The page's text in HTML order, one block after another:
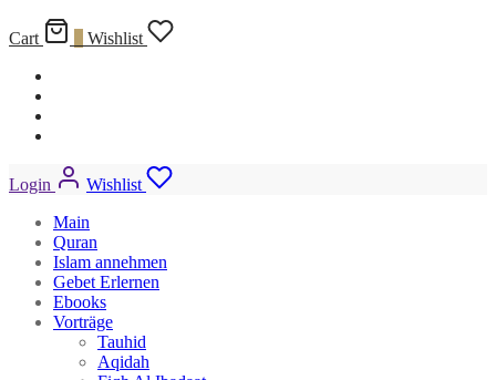
Cart Wishlist
Login
Wishlist
Main
Quran
Islam annehmen
Gebet Erlernen
Ebooks
Vorträge
Tauhid
Aqidah